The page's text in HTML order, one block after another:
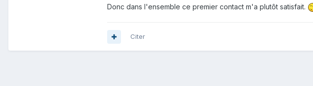
Donc dans l'ensemble ce premier contact m'a plutôt satisfait.
Citer